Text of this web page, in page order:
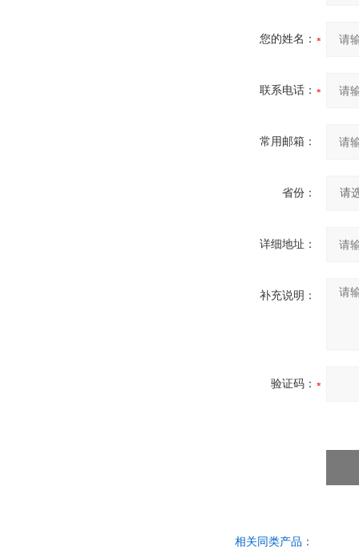
您的姓名：
联系电话：
常用邮箱：
省份：
详细地址：
补充说明：
验证码：
相关同类产品：